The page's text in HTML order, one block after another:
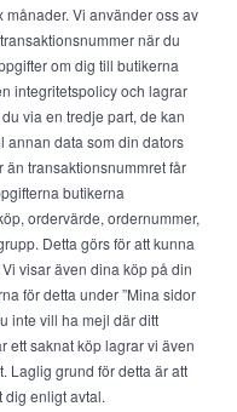
Vi använder oss av
när du
om dig till butikerna
integritetspolicy och lagrar
via en tredje part, de kan
annan data som din dators
transaktionsnummret får
butikerna
ordervärde, ordernummer,
Detta görs för att kunna
visar även dina köp på din
för detta under ”Mina sidor
inte vill ha mejl där ditt
ett saknat köp lagrar vi även
Laglig grund för detta är att
dig enligt avtal.